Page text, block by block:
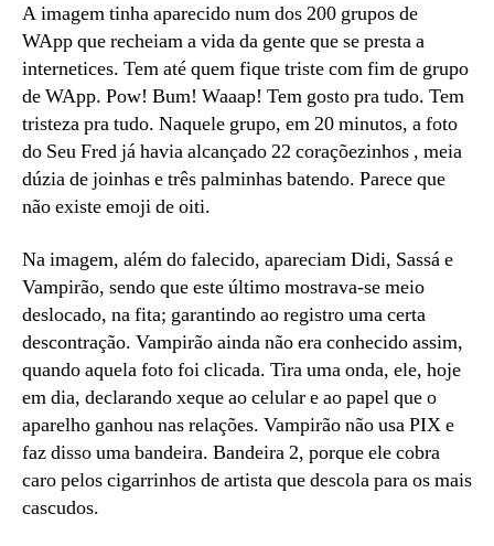
A imagem tinha aparecido num dos 200 grupos de
WApp que recheiam a vida da gente que se presta a
internetices. Tem até quem fique triste com fim de grupo
de WApp. Pow! Bum! Waaap! Tem gosto pra tudo. Tem
tristeza pra tudo. Naquele grupo, em 20 minutos, a foto
do Seu Fred já havia alcançado 22 coraçõezinhos , meia
dúzia de joinhas e três palminhas batendo. Parece que
não existe emoji de oiti.
Na imagem, além do falecido, apareciam Didi, Sassá e
Vampirão, sendo que este último mostrava-se meio
deslocado, na fita; garantindo ao registro uma certa
descontração. Vampirão ainda não era conhecido assim,
quando aquela foto foi clicada. Tira uma onda, ele, hoje
em dia, declarando xeque ao celular e ao papel que o
aparelho ganhou nas relações. Vampirão não usa PIX e
faz disso uma bandeira. Bandeira 2, porque ele cobra
caro pelos cigarrinhos de artista que descola para os mais
cascudos.